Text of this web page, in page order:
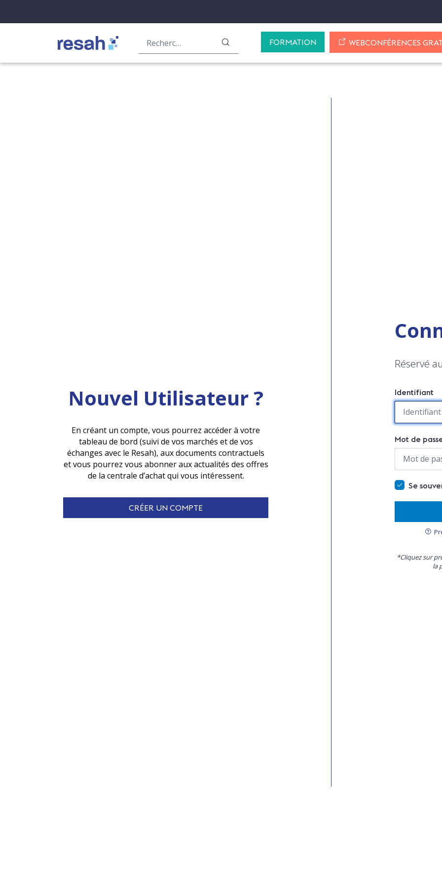
Logo Resah LANCER LA RECHERCHE
FORMATION WEBCONFÉRENCES
Nouvel Utilisateur ?
En créant un compte, vous pourrez accéder à votre
tableau de bord (suivi de vos marchés et de vos
échanges avec le Resah), aux documents contractuels
et vous pourrez vous abonner aux actualités des offres
de la centrale d’achat qui vous intéressent.
CRÉER UN COMPTE
Réservé
Identifiant
Mot de
Se
*Cliquez sur
la